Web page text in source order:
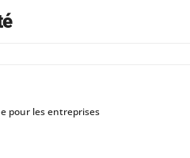
pour les entreprises